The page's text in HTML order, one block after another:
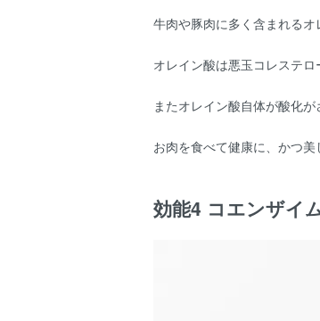
牛肉や豚肉に多く含まれるオ
オレイン酸は悪玉コレステ
またオレイン酸自体が酸化
お肉を食べて健康に、かつ美
効能4 コエンザイ